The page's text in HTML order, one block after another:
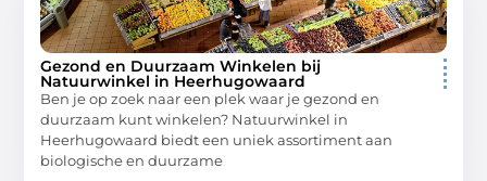
Gezond en Duurzaam Winkelen bij
Natuurwinkel in Heerhugowaard
Ben je op zoek naar een plek waar je gezond en
duurzaam kunt winkelen? Natuurwinkel in
Heerhugowaard biedt een uniek assortiment aan
biologische en duurzame